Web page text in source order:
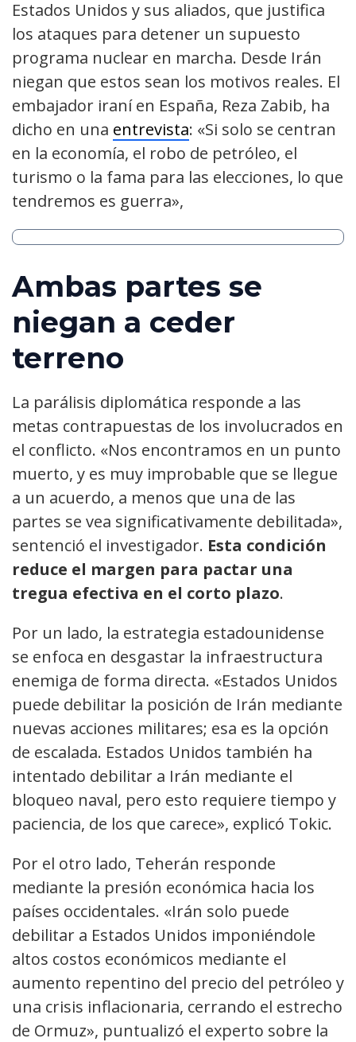
Estados Unidos y sus aliados, que justifica
los ataques para detener un supuesto
programa nuclear en marcha. Desde Irán
niegan que estos sean los motivos reales. El
embajador iraní en España, Reza Zabib, ha
dicho en una entrevista: «Si solo se centran
en la economía, el robo de petróleo, el
turismo o la fama para las elecciones, lo que
tendremos es guerra»,
Ambas partes se
niegan a ceder
terreno
La parálisis diplomática responde a las
metas contrapuestas de los involucrados en
el conflicto. «Nos encontramos en un punto
muerto, y es muy improbable que se llegue
a un acuerdo, a menos que una de las
partes se vea significativamente debilitada»,
sentenció el investigador. Esta condición
reduce el margen para pactar una
tregua efectiva en el corto plazo.
Por un lado, la estrategia estadounidense
se enfoca en desgastar la infraestructura
enemiga de forma directa. «Estados Unidos
puede debilitar la posición de Irán mediante
nuevas acciones militares; esa es la opción
de escalada. Estados Unidos también ha
intentado debilitar a Irán mediante el
bloqueo naval, pero esto requiere tiempo y
paciencia, de los que carece», explicó Tokic.
Por el otro lado, Teherán responde
mediante la presión económica hacia los
países occidentales. «Irán solo puede
debilitar a Estados Unidos imponiéndole
altos costos económicos mediante el
aumento repentino del precio del petróleo y
una crisis inflacionaria, cerrando el estrecho
de Ormuz», puntualizó el experto sobre la